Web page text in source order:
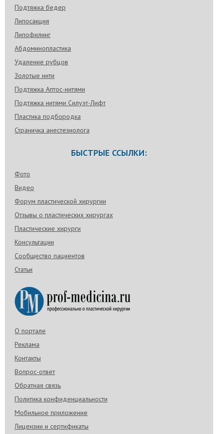
Подтяжка бедер
Липосакция
Липофилинг
Абдоминопластика
Удаление рубцов
Золотые нити
Подтяжка Аптос-нитями
Подтяжка нитями Силуэт-Лифт
Пластика подбородка
Страничка анестезиолога
БЫСТРЫЕ ССЫЛКИ:
Фото
Видео
Форум пластической хирургии
Отзывы о пластических хирургах
Пластические хирурги
Консультации
Сообщество пациентов
Статьи
О портале
Реклама
Контакты
Вопрос-ответ
Обратная связь
Политика конфиденциальности
Мобильное приложение
Лицензии и сертификаты